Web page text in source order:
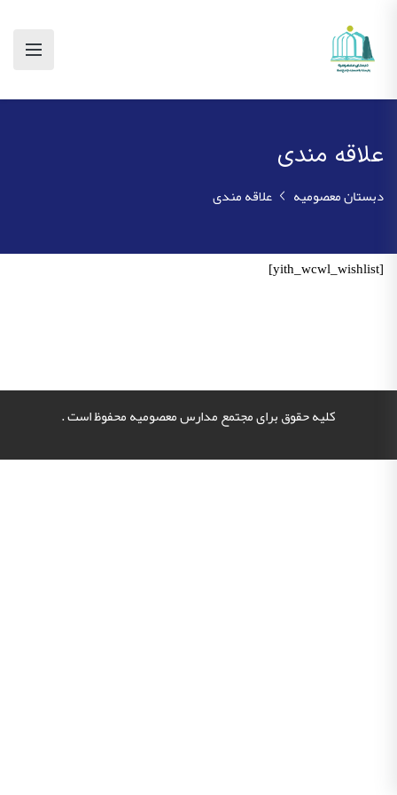
علاقه مندی
دبستان معصومیه علاقه مندی
[yith_wcwl_wishlist]
کلیه حقوق برای مجتمع مدارس معصومیه محفوظ است .